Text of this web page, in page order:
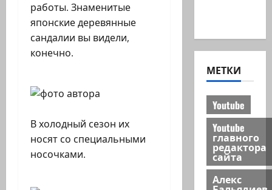
работы. Знаменитые
японские деревянные
сандалии вы видели,
конечно.
В холодный сезон их
носят со специальными
носочками.
МЕТКИ
Youtube
Youtube
главного
редактора
сайта
Алекс